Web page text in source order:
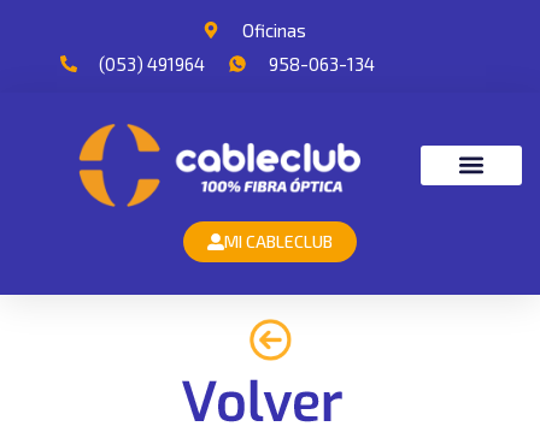
Oficinas
(053) 491964
958-063-134
MI CABLECLUB